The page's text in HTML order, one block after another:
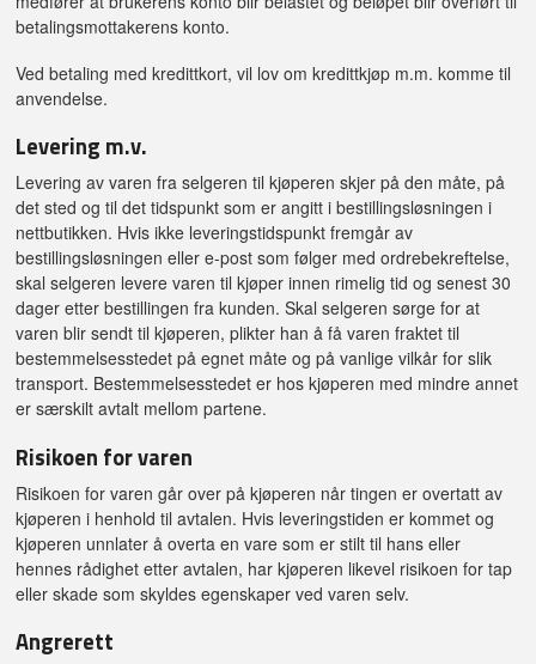
betalingsmottakerens konto.
Ved betaling med kredittkort, vil lov om kredittkjøp m.m. komme til
anvendelse.
Levering m.v.
Levering av varen fra selgeren til kjøperen skjer på den måte, på
det sted og til det tidspunkt som er angitt i bestillingsløsningen i
nettbutikken. Hvis ikke leveringstidspunkt fremgår av
bestillingsløsningen eller e-post som følger med ordrebekreftelse,
skal selgeren levere varen til kjøper innen rimelig tid og senest 30
dager etter bestillingen fra kunden. Skal selgeren sørge for at
varen blir sendt til kjøperen, plikter han å få varen fraktet til
bestemmelsesstedet på egnet måte og på vanlige vilkår for slik
transport. Bestemmelsesstedet er hos kjøperen med mindre annet
er særskilt avtalt mellom partene.
Risikoen for varen
Risikoen for varen går over på kjøperen når tingen er overtatt av
kjøperen i henhold til avtalen. Hvis leveringstiden er kommet og
kjøperen unnlater å overta en vare som er stilt til hans eller
hennes rådighet etter avtalen, har kjøperen likevel risikoen for tap
eller skade som skyldes egenskaper ved varen selv.
Angrerett